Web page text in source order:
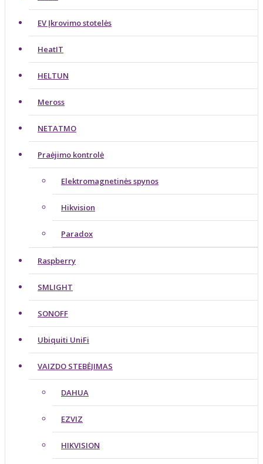
EV Įkrovimo stotelės
HeatIT
HELTUN
Meross
NETATMO
Praėjimo kontrolė
Elektromagnetinės spynos
Hikvision
Paradox
Raspberry
SMLIGHT
SONOFF
Ubiquiti UniFi
VAIZDO STEBĖJIMAS
DAHUA
EZVIZ
HIKVISION